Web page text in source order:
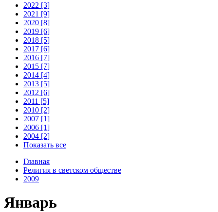
2022 [3]
2021 [9]
2020 [8]
2019 [6]
2018 [5]
2017 [6]
2016 [7]
2015 [7]
2014 [4]
2013 [5]
2012 [6]
2011 [5]
2010 [2]
2007 [1]
2006 [1]
2004 [2]
Показать все
Главная
Религия в светском обществе
2009
Январь